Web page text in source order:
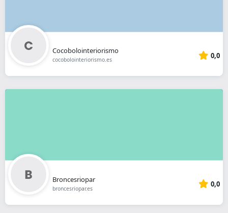
Cocobolointeriorismo
cocobolointeriorismo.es 0,0
Broncesriopar
broncesriopar.es 0,0